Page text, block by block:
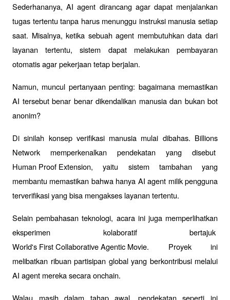
Sederhananya, AI agent dirancang agar dapat menjalankan
tugas tertentu tanpa harus menunggu instruksi manusia setiap
saat. Misalnya, ketika sebuah agent membutuhkan data dari
layanan tertentu, sistem dapat melakukan pembayaran
otomatis agar pekerjaan tetap berjalan.
Namun, muncul pertanyaan penting: bagaimana memastikan
AI tersebut benar benar dikendalikan manusia dan bukan bot
anonim?
Di sinilah konsep verifikasi manusia mulai dibahas. Billions
Network memperkenalkan pendekatan yang disebut
Human Proof Extension, yaitu sistem tambahan yang
membantu memastikan bahwa hanya AI agent milik pengguna
terverifikasi yang bisa mengakses layanan tertentu.
Selain pembahasan teknologi, acara ini juga memperlihatkan
eksperimen kolaboratif bertajuk
World's First Collaborative Agentic Movie. Proyek ini
melibatkan ribuan partisipan global yang berkontribusi melalui
AI agent mereka secara onchain.
Walau masih dalam tahap awal, pendekatan seperti ini